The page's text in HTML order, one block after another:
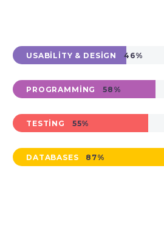
USABILITY & DESIGN 46%
PROGRAMMING 58%
TESTING 55%
DATABASES 87%